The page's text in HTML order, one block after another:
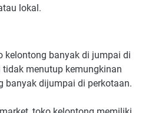
lokal.
kelontong banyak di jumpai di
tidak menutup kemungkinan
banyak dijumpai di perkotaan.